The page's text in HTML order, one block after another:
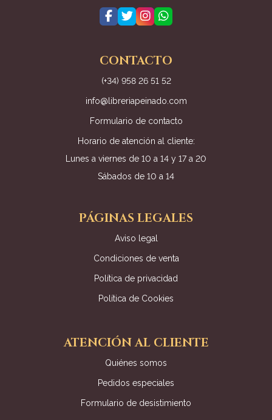
CONTACTO
(+34) 958 26 51 52
info@libreriapeinado.com
Formulario de contacto
Horario de atención al cliente:
Lunes a viernes de 10 a 14 y 17 a 20
Sábados de 10 a 14
PÁGINAS LEGALES
Aviso legal
Condiciones de venta
Política de privacidad
Política de Cookies
ATENCIÓN AL CLIENTE
Quiénes somos
Pedidos especiales
Formulario de desistimiento